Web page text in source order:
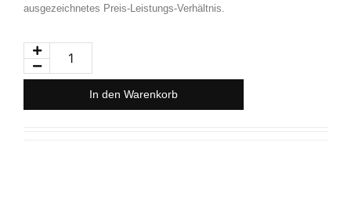
ausgezeichnetes Preis-Leistungs-Verhältnis.
In den Warenkorb